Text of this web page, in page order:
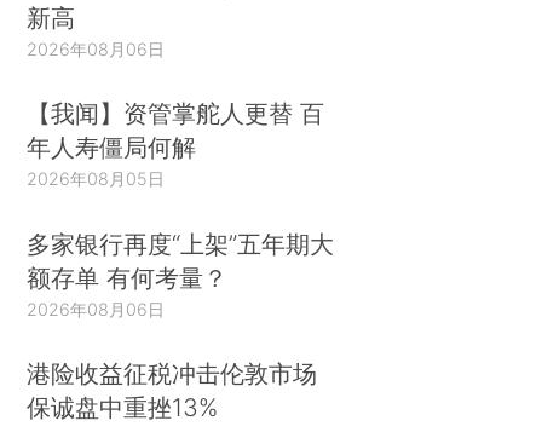
新高
2026年08月06日
【我闻】资管掌舵人更替 百
年人寿僵局何解
2026年08月05日
多家银行再度“上架”五年期大
额存单 有何考量？
2026年08月06日
港险收益征税冲击伦敦市场
保诚盘中重挫13%